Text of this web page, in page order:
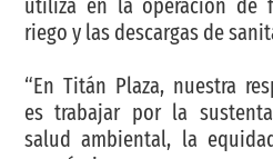
utiliza en la operación de
riego y las descargas de
“En Titán Plaza, nuestra
es trabajar por la
salud ambiental, la